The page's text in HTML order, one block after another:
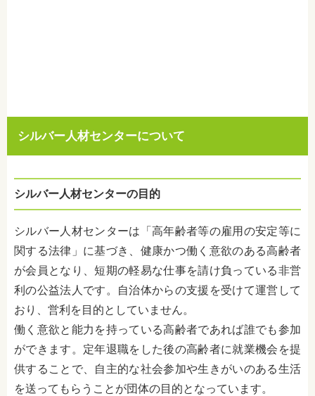
シルバー人材センターについて
シルバー人材センターの目的
シルバー人材センターは「高年齢者等の雇用の安定等に
関する法律」に基づき、健康かつ働く意欲のある高齢者
が会員となり、短期の軽易な仕事を請け負っている非営
利の公益法人です。自治体からの支援を受けて運営して
おり、営利を目的としていません。
働く意欲と能力を持っている高齢者であれば誰でも参加
ができます。定年退職をした後の高齢者に就業機会を提
供することで、自主的な社会参加や生きがいのある生活
を送ってもらうことが団体の目的となっています。